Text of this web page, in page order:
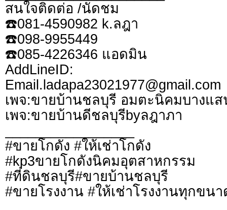
สนใจติดต่อ /นัดชม
☎️081-4590982​ k.ลฎา
☎️098-9955449​
☎️085-4226346 แอดมิน
AddLine​ID​:
Email.ladapa23021977@gmail.com
เพจ:ขายบ้าน​ชลบุรี​ อมตะนิคมบางแ
เพจ:ขายบ้านดี​ชลบุรีbyลฎาภา
#ขายโกดัง #ให้เช่าโกดัง
#kp3ขายโกดังนิคมอุตสาหกรรม
#ที่ดินชลบุรี​#ขายบ้านชลบุรี
#ขายโรงงาน #ให้เช่าโรงงานทุกขนา